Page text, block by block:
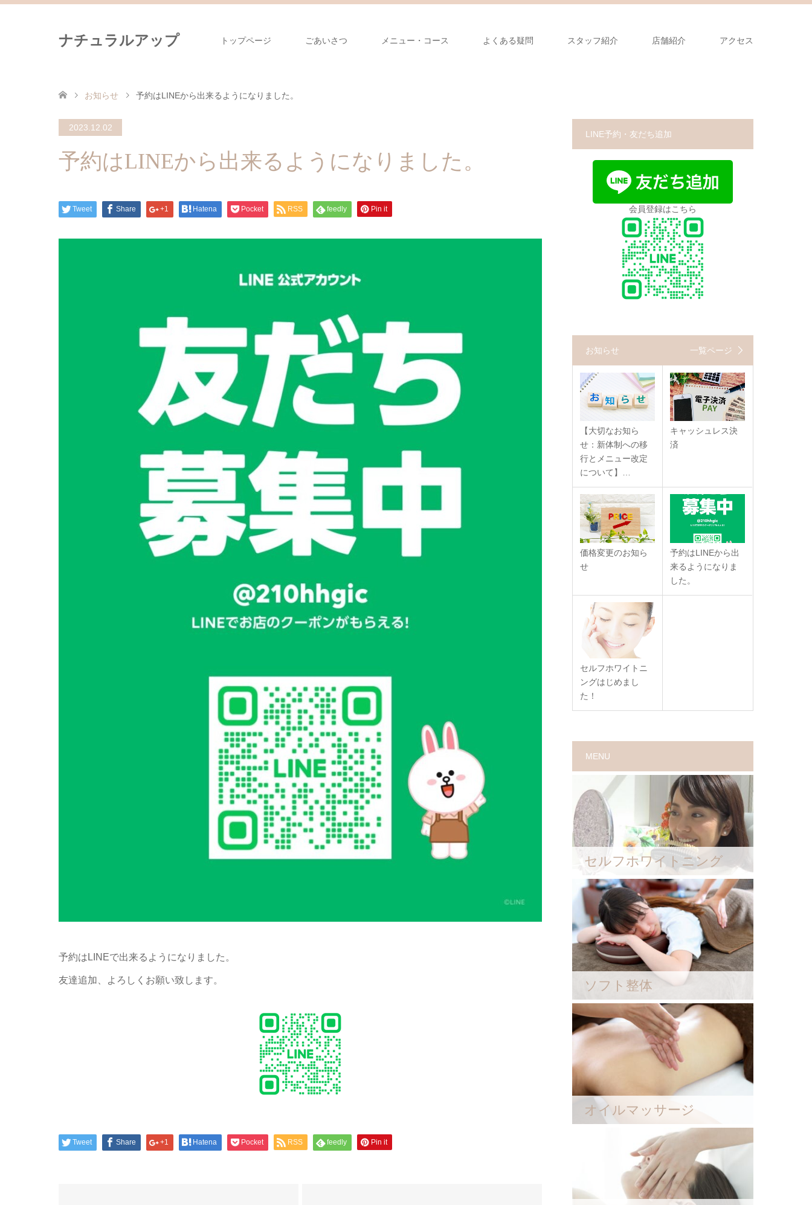
ナチュラルアップ トップページ ごあいさつ メニュー・コース よくある疑問 スタッフ紹介 店舗紹介 アクセス
お知らせ 予約はLINEから出来るようになりました。
2023.12.02
予約はLINEから出来るようになりました。
Tweet Share +1 Hatena Pocket RSS feedly Pin it
予約はLINEで出来るようになりました。
友達追加、よろしくお願い致します。
Tweet Share +1 Hatena Pocket RSS feedly Pin it
LINE予約・友だち追加
会員登録はこちら
お知らせ 一覧ページ
【大切なお知ら
せ：新体制への移
行とメニュー改定
について】…
キャッシュレス決
済
価格変更のお知ら
せ
予約はLINEから出
来るようになりま
した。
セルフホワイトニ
ングはじめまし
た！
MENU
セルフホワイトニング
ソフト整体
オイルマッサージ